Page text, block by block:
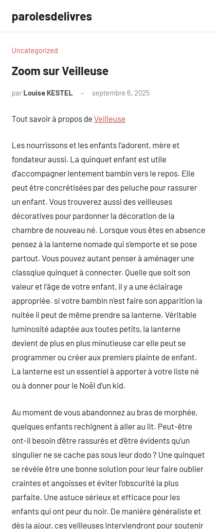
contenu
parolesdelivres
Uncategorized
Zoom sur Veilleuse
par Louise KESTEL septembre 6, 2025
Tout savoir à propos de Veilleuse
Les nourrissons et les enfants l’adorent, mère et
fondateur aussi. La quinquet enfant est utile
d’accompagner lentement bambin vers le repos. Elle
peut être concrétisées par des peluche pour rassurer
un enfant. Vous trouverez aussi des veilleuses
décoratives pour pardonner la décoration de la
chambre de nouveau né. Lorsque vous êtes en absence
pensez à la lanterne nomade qui s’emporte et se pose
partout. Vous pouvez autant penser à aménager une
classqiue quinquet à connecter. Quelle que soit son
valeur et l’âge de votre enfant, il y a une éclairage
appropriée. si votre bambin n’est faire son apparition la
nuitée il peut de même prendre sa lanterne. Véritable
luminosité adaptée aux toutes petits, la lanterne
devient de plus en plus minutieuse car elle peut se
programmer ou créer aux premiers plainte de enfant.
La lanterne est un essentiel à apporter à votre liste né
ou à donner pour le Noël d’un kid.
Au moment de vous abandonnez au bras de morphée,
quelques enfants rechignent à aller au lit. Peut-être
ont-il besoin d’être rassurés et d’être évidents qu’un
singulier ne se cache pas sous leur dodo ? Une quinquet
se révèle être une bonne solution pour leur faire oublier
craintes et angoisses et éviter l’obscurité la plus
parfaite. Une astuce sérieux et efficace pour les
enfants qui ont peur du noir. De manière généraliste et
dès la ajour, ces veilleuses interviendront pour soutenir